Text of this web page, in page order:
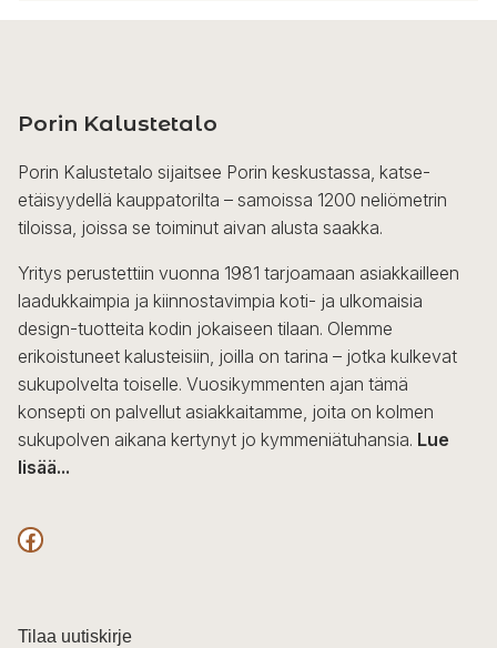
Porin Kalustetalo
Porin Kalustetalo sijaitsee Porin keskustassa, katse-
etäisyydellä kauppatorilta – samoissa 1200 neliömetrin
tiloissa, joissa se toiminut aivan alusta saakka.
Yritys perustettiin vuonna 1981 tarjoamaan asiakkailleen
laadukkaimpia ja kiinnostavimpia koti- ja ulkomaisia
design-tuotteita kodin jokaiseen tilaan. Olemme
erikoistuneet kalusteisiin, joilla on tarina – jotka kulkevat
sukupolvelta toiselle. Vuosikymmenten ajan tämä
konsepti on palvellut asiakkaitamme, joita on kolmen
sukupolven aikana kertynyt jo kymmeniätuhansia. Lue
lisää...
F
c
Tilaa uutiskirje